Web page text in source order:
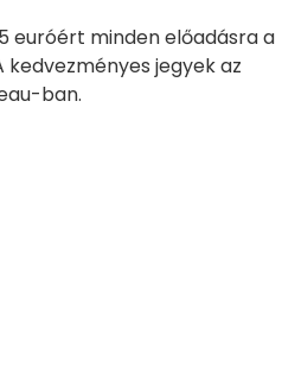
5 euróért minden előadásra a
kedvezményes jegyek az
ban.